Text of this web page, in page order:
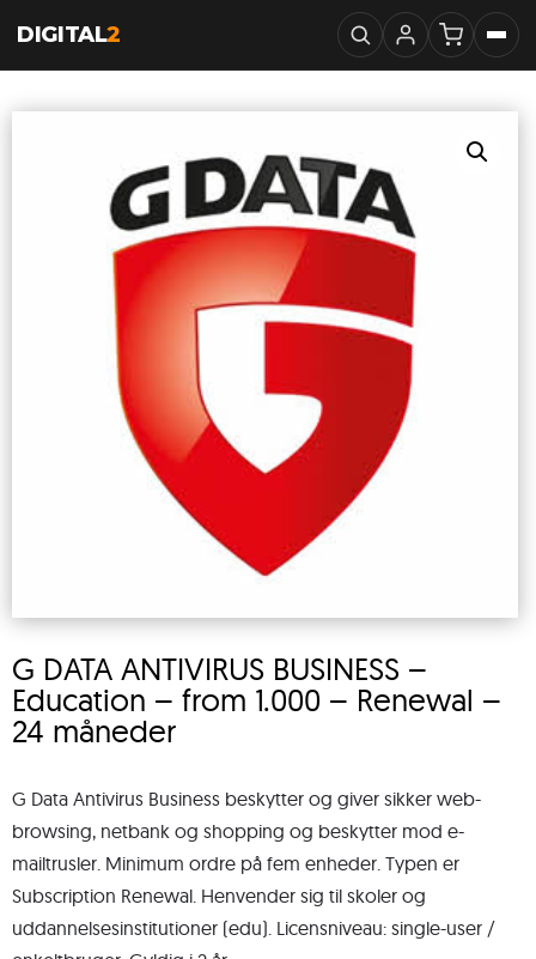
DIGITAL2
G DATA ANTIVIRUS BUSINESS –
Education – from 1.000 – Renewal –
24 måneder
G Data Antivirus Business beskytter og giver sikker web-
browsing, netbank og shopping og beskytter mod e-
mailtrusler. Minimum ordre på fem enheder. Typen er
Subscription Renewal. Henvender sig til skoler og
uddannelsesinstitutioner (edu). Licensniveau: single-user /